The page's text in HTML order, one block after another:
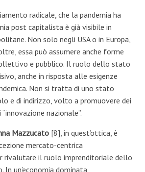
radicale, che la pandemia ha
post capitalista è già visibile in
Non solo negli USA o in Europa,
essa può assumere anche forme
e pubblico. Il ruolo dello stato
anche in risposta alle esigenze
Non si tratta di uno stato
e di indirizzo, volto a promuovere dei
nazionale”.
Mazzucato [8], in quest’ottica, è
mercato-centrica
rivalutare il ruolo imprenditoriale dello
un’economia dominata